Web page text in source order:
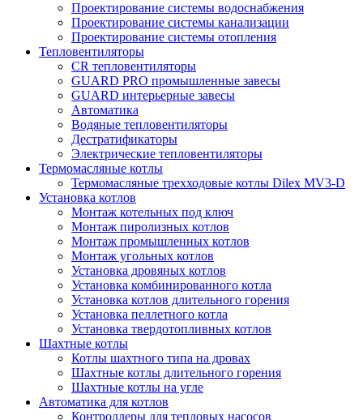
Проектирование системы водоснабжения
Проектирование системы канализации
Проектирование системы отопления
Тепловентиляторы
CR тепловентиляторы
GUARD PRO промышленные завесы
GUARD интерьерные завесы
Автоматика
Водяные тепловентиляторы
Дестратификаторы
Электрические тепловентиляторы
Термомасляные котлы
Термомасляные трехходовые котлы Dilex MV3-D
Установка котлов
Монтаж котельных под ключ
Монтаж пиролизных котлов
Монтаж промышленных котлов
Монтаж угольных котлов
Установка дровяных котлов
Установка комбинированного котла
Установка котлов длительного горения
Установка пеллетного котла
Установка твердотопливных котлов
Шахтные котлы
Котлы шахтного типа на дровах
Шахтные котлы длительного горения
Шахтные котлы на угле
Автоматика для котлов
Контроллеры для тепловых насосов